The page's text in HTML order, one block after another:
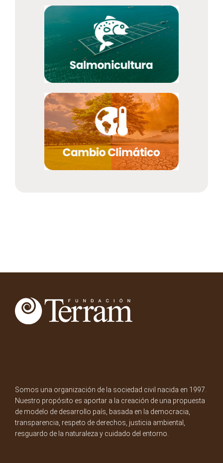
Somos una organización de la sociedad civil nacida en 1997.
Nuestro propósito es aportar a la creación de una propuesta
de modelo de desarrollo país, basada en la democracia,
transparencia, respeto de derechos, justicia ambiental,
resguardo de la naturaleza y cuidado del entorno.